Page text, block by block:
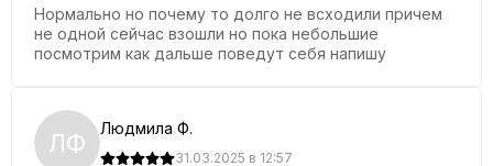
Высадку рассады можно проводить с 8-10 настоящими
листьями ;
Календарь
Нормально но почему то долго не всходили причем
не одной сейчас взошли но пока небольшие
посмотрим как дальше поведут себя напишу
ЛФ Людмила Ф.
31.03.2025 в 12:57